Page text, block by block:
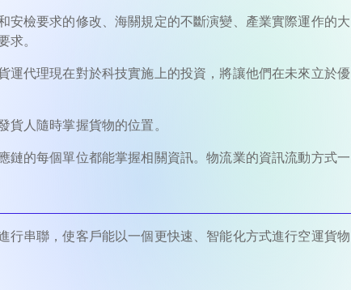
安檢要求的修改、海關規定的不斷演變、產業實際運作的大
求。
運代理現在對於科技實施上的投資，將讓他們在未來立於優
人隨時掌握貨物的位置。
鏈的每個單位都能掌握相關資訊。物流業的資訊流動方式一
行串聯，使客戶能以一個更快速、智能化方式進行空運貨物